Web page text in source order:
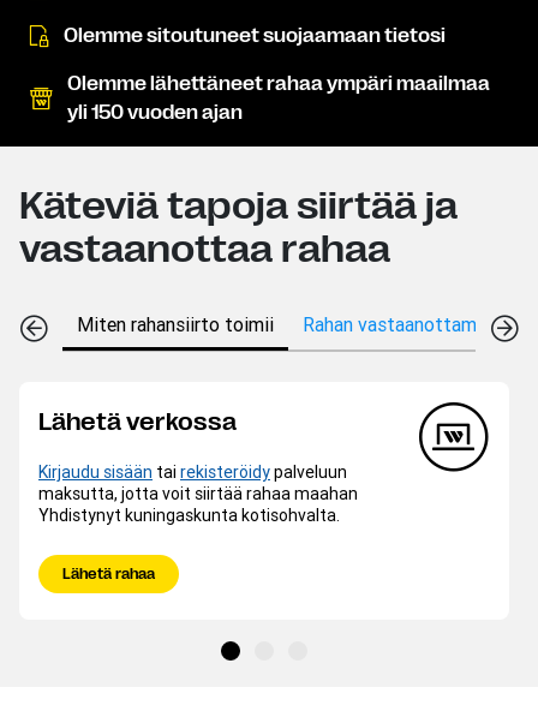
Olemme sitoutuneet suojaamaan tietosi
Olemme lähettäneet rahaa ympäri maailmaa
yli 150 vuoden ajan
Käteviä tapoja siirtää ja
vastaanottaa rahaa
Miten rahansiirto toimii Rahan vastaanottamistavat
Lähetä verkossa
Kirjaudu sisään tai rekisteröidypalveluun
maksutta, jotta voit siirtää rahaa maahan
Yhdistynyt kuningaskunta kotisohvalta.
Lähetä rahaa